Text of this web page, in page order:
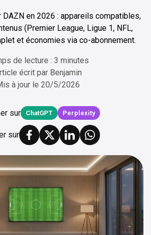
DAZN en 2026 : appareils compatibles,
(Premier League, Ligue 1, NFL,
et économies via co-abonnement.
de lecture : 3 minutes
écrit par Benjamin
à jour le 20/5/2026
sur ChatGPT Perplexity
sur